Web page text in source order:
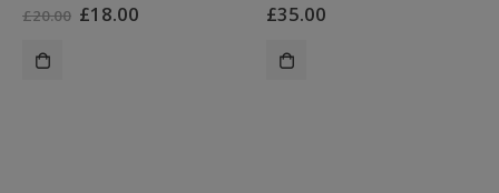
out of 5
£20.00 £18.00 0out of 5
£35.00